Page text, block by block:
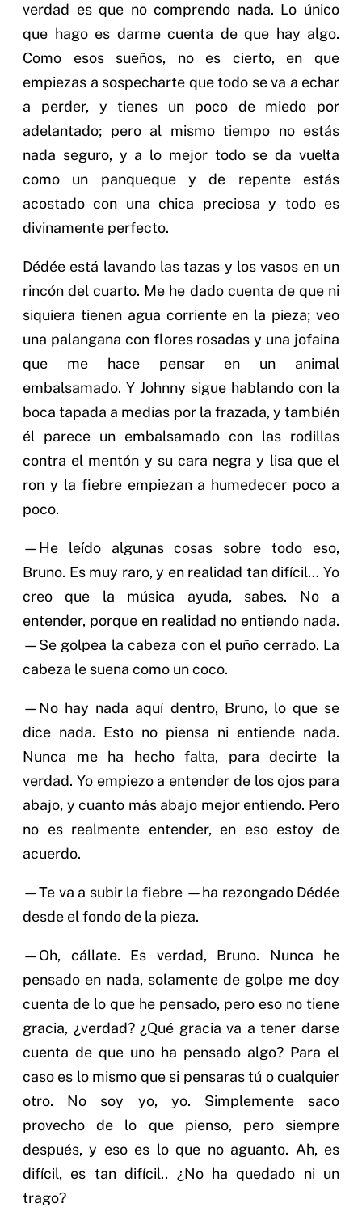
verdad es que no comprendo nada. Lo único
que hago es darme cuenta de que hay algo.
Como esos sueños, no es cierto, en que
empiezas a sospecharte que todo se va a echar
a perder, y tienes un poco de miedo por
adelantado; pero al mismo tiempo no estás
nada seguro, y a lo mejor todo se da vuelta
como un panqueque y de repente estás
acostado con una chica preciosa y todo es
divinamente perfecto.
Dédée está lavando las tazas y los vasos en un
rincón del cuarto. Me he dado cuenta de que ni
siquiera tienen agua corriente en la pieza; veo
una palangana con flores rosadas y una jofaina
que me hace pensar en un animal
embalsamado. Y Johnny sigue hablando con la
boca tapada a medias por la frazada, y también
él parece un embalsamado con las rodillas
contra el mentón y su cara negra y lisa que el
ron y la fiebre empiezan a humedecer poco a
poco.
—He leído algunas cosas sobre todo eso,
Bruno. Es muy raro, y en realidad tan difícil… Yo
creo que la música ayuda, sabes. No a
entender, porque en realidad no entiendo nada.
—Se golpea la cabeza con el puño cerrado. La
cabeza le suena como un coco.
—No hay nada aquí dentro, Bruno, lo que se
dice nada. Esto no piensa ni entiende nada.
Nunca me ha hecho falta, para decirte la
verdad. Yo empiezo a entender de los ojos para
abajo, y cuanto más abajo mejor entiendo. Pero
no es realmente entender, en eso estoy de
acuerdo.
—Te va a subir la fiebre —ha rezongado Dédée
desde el fondo de la pieza.
—Oh, cállate. Es verdad, Bruno. Nunca he
pensado en nada, solamente de golpe me doy
cuenta de lo que he pensado, pero eso no tiene
gracia, ¿verdad? ¿Qué gracia va a tener darse
cuenta de que uno ha pensado algo? Para el
caso es lo mismo que si pensaras tú o cualquier
otro. No soy yo, yo. Simplemente saco
provecho de lo que pienso, pero siempre
después, y eso es lo que no aguanto. Ah, es
difícil, es tan difícil.. ¿No ha quedado ni un
trago?